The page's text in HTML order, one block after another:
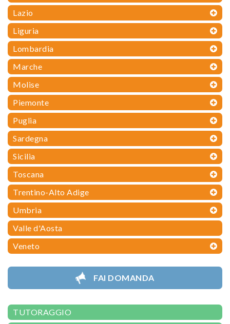
Lazio
Liguria
Lombardia
Marche
Molise
Piemonte
Puglia
Sardegna
Sicilia
Toscana
Trentino-Alto Adige
Umbria
Valle d'Aosta
Veneto
FAI DOMANDA
TUTORAGGIO